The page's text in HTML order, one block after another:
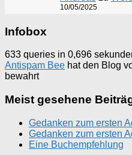
10/05/2025
Infobox
633 queries in 0,696
Antispam Bee hat den Blog
bewahrt
Meist gesehene
Gedanken zum ersten
Gedanken zum ersten
Eine Buchempfehlung